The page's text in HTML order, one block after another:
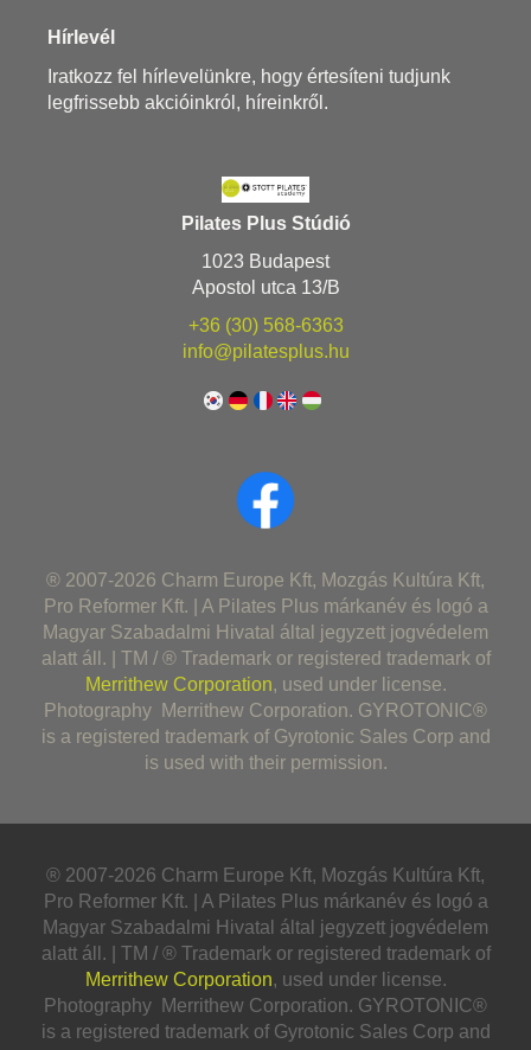
Hírlevél
Iratkozz fel hírlevelünkre, hogy értesíteni tudjunk
legfrissebb akcióinkról, híreinkről.
Pilates Plus Stúdió
1023 Budapest
Apostol utca 13/B
+36 (30) 568-6363
info@pilatesplus.hu
® 2007-2026 Charm Europe Kft, Mozgás Kultúra Kft,
Pro Reformer Kft. | A Pilates Plus márkanév és logó a
Magyar Szabadalmi Hivatal által jegyzett jogvédelem
alatt áll. | TM / ® Trademark or registered trademark of
Merrithew Corporation, used under license.
Photography Merrithew Corporation. GYROTONIC®
is a registered trademark of Gyrotonic Sales Corp and
is used with their permission.
® 2007-2026 Charm Europe Kft, Mozgás Kultúra Kft,
Pro Reformer Kft. | A Pilates Plus márkanév és logó a
Magyar Szabadalmi Hivatal által jegyzett jogvédelem
alatt áll. | TM / ® Trademark or registered trademark of
Merrithew Corporation, used under license.
Photography Merrithew Corporation. GYROTONIC®
is a registered trademark of Gyrotonic Sales Corp and